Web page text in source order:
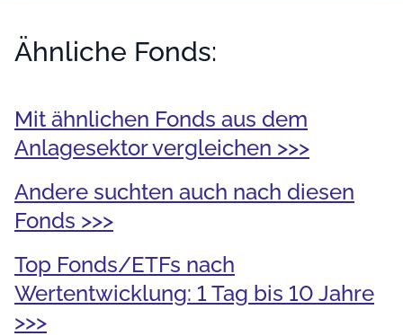
Ähnliche Fonds:
Mit ähnlichen Fonds aus dem
Anlagesektor vergleichen >>>
Andere suchten auch nach diesen
Fonds >>>
Top Fonds/ETFs nach
Wertentwicklung: 1 Tag bis 10 Jahre
>>>